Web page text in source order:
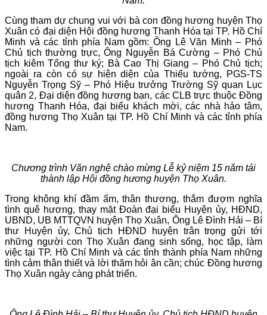
Cùng tham dự chung vui với bà con đồng hương huyện Thọ
Xuân có đại diện Hội đồng hương Thanh Hóa tại TP. Hồ Chí
Minh và các tỉnh phía Nam gồm: Ông Lê Văn Minh – Phó
Chủ tịch thường trực, Ông Nguyễn Bá Cường – Phó Chủ
tịch kiêm Tổng thư ký; Bà Cao Thị Giang – Phó Chủ tịch;
ngoài ra còn có sự hiện diện của Thiếu tướng, PGS-TS
Nguyễn Trọng Sỹ – Phó Hiệu trưởng Trường Sỹ quan Lục
quân 2, Đại diện đồng hương bạn, các CLB trực thuộc Đồng
hương Thanh Hóa, đại biểu khách mời, các nhà hảo tâm,
đồng hương Thọ Xuân tại TP. Hồ Chí Minh và các tỉnh phía
Nam.
Chương trình Văn nghệ chào mừng Lễ kỷ niệm 15 năm tái
thành lập Hội đồng hương huyện Thọ Xuân.
Trong không khí đầm ấm, thân thương, thắm đượm nghĩa
tình quê hương, thay mặt Đoàn đại biểu Huyện ủy, HĐND,
UBND, UB MTTQVN huyện Thọ Xuân, Ông Lê Đình Hải – Bí
thư Huyện ủy, Chủ tịch HĐND huyện trân trọng gửi tới
những người con Thọ Xuân đang sinh sống, học tập, làm
việc tại TP. Hồ Chí Minh và các tỉnh thành phía Nam những
tình cảm thân thiết và lời thăm hỏi ân cần; chúc Đồng hương
Thọ Xuân ngày càng phát triển.